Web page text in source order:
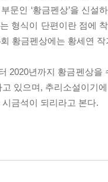
문인 ‘황금펜상’을 신
형식이 단편이란 점에
황금펜상에는 황세연
2020년까지 황금펜상
있으며, 추리소설이기
금석이 되리라고 본다.